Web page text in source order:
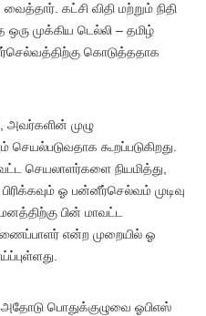
கட்சி விதி மற்றும் நிதி
ஒரு முக்கிய டெல்லி – தமிழ்
கொடுத்ததாக
அவர்களின் முழு
கூறப்படுகிறது.
செயலாளர்களை நியமித்து,
ஓ பன்னீர்செல்வம் முடிவு
பின் மாவட்ட
என்ற முறையில் ஓ
அதோடு பொதுக்குழுவை ஓபிஎஸ்